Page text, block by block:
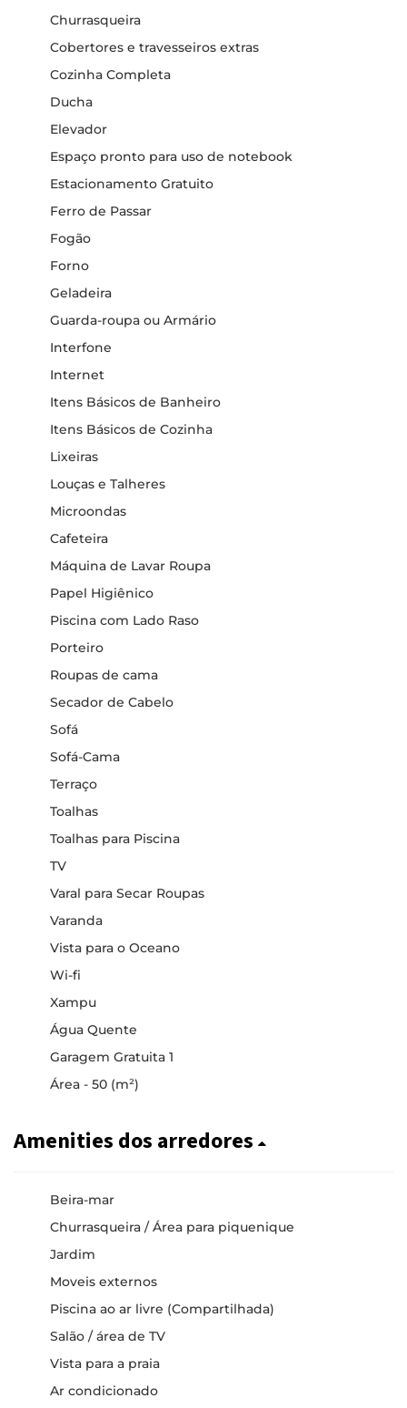
Churrasqueira
Cobertores e travesseiros extras
Cozinha Completa
Ducha
Elevador
Espaço pronto para uso de notebook
Estacionamento Gratuito
Ferro de Passar
Fogão
Forno
Geladeira
Guarda-roupa ou Armário
Interfone
Internet
Itens Básicos de Banheiro
Itens Básicos de Cozinha
Lixeiras
Louças e Talheres
Microondas
Cafeteira
Máquina de Lavar Roupa
Papel Higiênico
Piscina com Lado Raso
Porteiro
Roupas de cama
Secador de Cabelo
Sofá
Sofá-Cama
Terraço
Toalhas
Toalhas para Piscina
TV
Varal para Secar Roupas
Varanda
Vista para o Oceano
Wi-fi
Xampu
Água Quente
Garagem Gratuita 1
Área - 50 (m²)
Amenities dos arredores
Beira-mar
Churrasqueira / Área para piquenique
Jardim
Moveis externos
Piscina ao ar livre (Compartilhada)
Salão / área de TV
Vista para a praia
Ar condicionado